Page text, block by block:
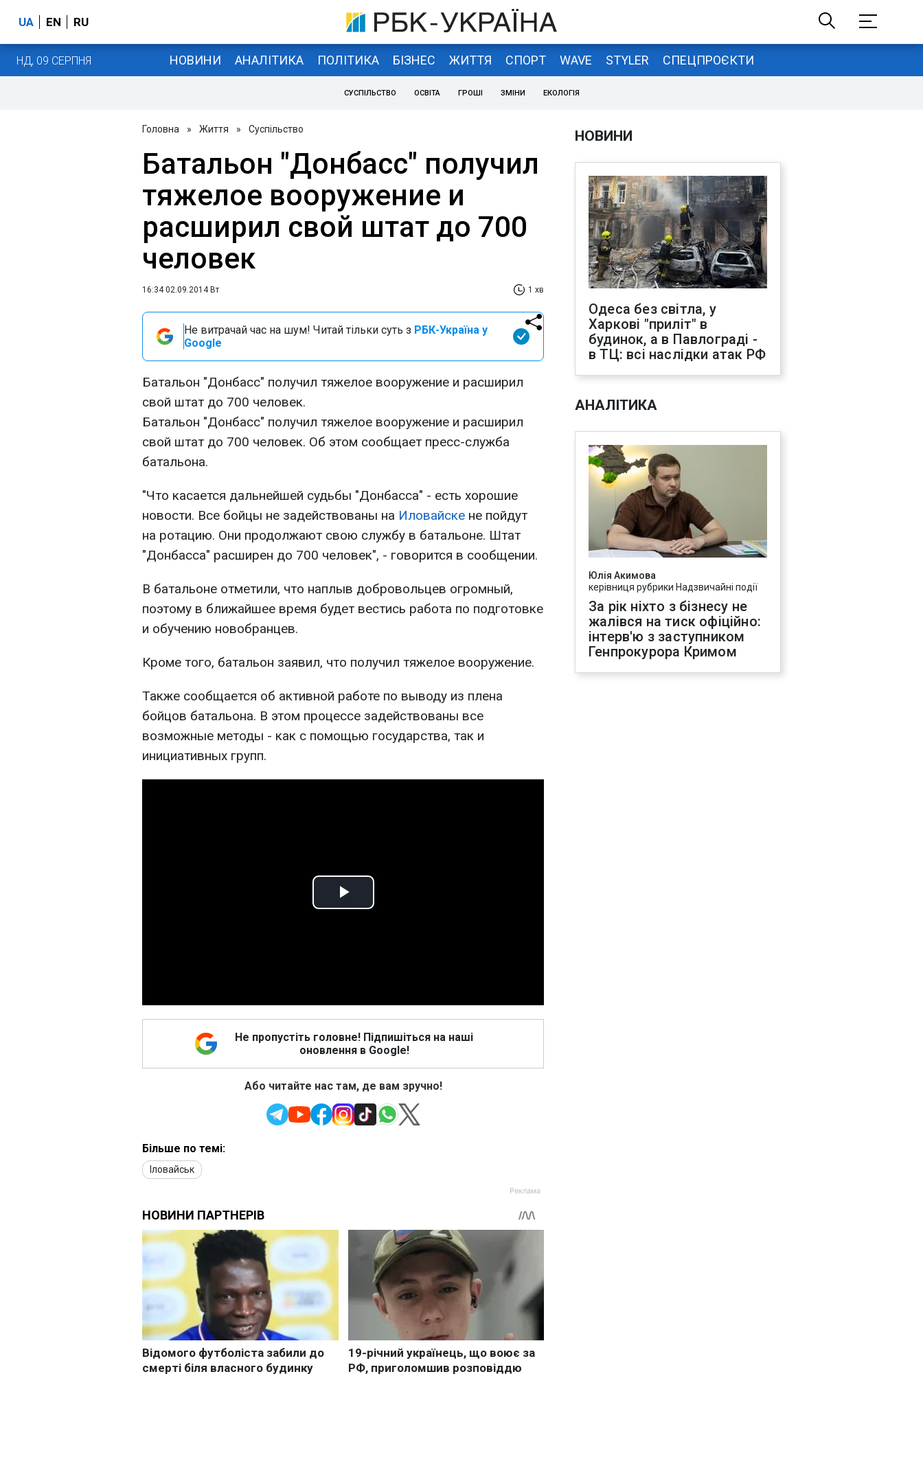
UA EN RU
НД, 09 СЕРПНЯ НОВИНИ АНАЛІТИКА ПОЛІТИКА БІЗНЕС ЖИТТЯ СПОРТ WAVE STYLER СПЕЦПРОЄКТИ
СУСПІЛЬСТВО ОСВІТА ГРОШІ ЗМІНИ ЕКОЛОГІЯ
Головна » Життя » Суспільство
Батальон "Донбасс" получил
тяжелое вооружение и
расширил свой штат до 700
человек
16:34 02.09.2014 Вт 1 хв
Не витрачай час на шум! Читай тільки суть з РБК-Україна у
Google
Батальон "Донбасс" получил тяжелое вооружение и расширил
свой штат до 700 человек.
Батальон "Донбасс" получил тяжелое вооружение и расширил
свой штат до 700 человек. Об этом сообщает пресс-служба
батальона.
"Что касается дальнейшей судьбы "Донбасса" - есть хорошие
новости. Все бойцы не задействованы на Иловайске не пойдут
на ротацию. Они продолжают свою службу в батальоне. Штат
"Донбасса" расширен до 700 человек", - говорится в сообщении.
В батальоне отметили, что наплыв добровольцев огромный,
поэтому в ближайшее время будет вестись работа по подготовке
и обучению новобранцев.
Кроме того, батальон заявил, что получил тяжелое вооружение.
Также сообщается об активной работе по выводу из плена
бойцов батальона. В этом процессе задействованы все
возможные методы - как с помощью государства, так и
инициативных групп.
Play
Не пропустіть головне! Підпишіться на наші
оновлення в Google!
Або читайте нас там, де вам зручно!
Більше по темі:
Іловайськ
НОВИНИ
Одеса без світла, у
Харкові "приліт" в
будинок, а в Павлограді -
в ТЦ: всі наслідки атак РФ
АНАЛІТИКА
Юлія Акимова
керівниця рубрики Надзвичайні події
За рік ніхто з бізнесу не
жалівся на тиск офіційно:
інтерв'ю з заступником
Генпрокурора Кримом